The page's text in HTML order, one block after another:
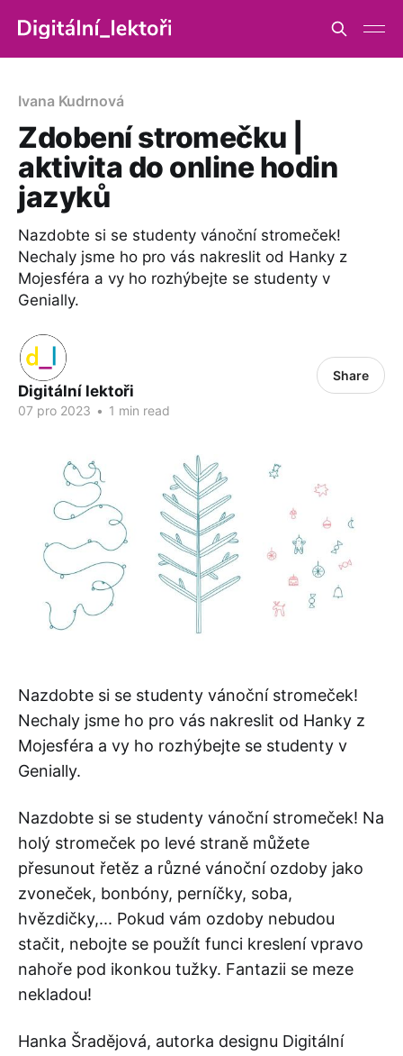
Ivana Kudrnová
Zdobení stromečku |
aktivita do online hodin
jazyků
Nazdobte si se studenty vánoční stromeček!
Nechaly jsme ho pro vás nakreslit od Hanky z
Mojesféra a vy ho rozhýbejte se studenty v
Genially.
Digitální lektoři
07 pro 2023 • 1 min read
Share
Nazdobte si se studenty vánoční stromeček!
Nechaly jsme ho pro vás nakreslit od Hanky z
Mojesféra a vy ho rozhýbejte se studenty v
Genially.
Nazdobte si se studenty vánoční stromeček! Na
holý stromeček po levé straně můžete
přesunout řetěz a různé vánoční ozdoby jako
zvoneček, bonbóny, perníčky, soba,
hvězdičky,... Pokud vám ozdoby nebudou
stačit, nebojte se použít funci kreslení vpravo
nahoře pod ikonkou tužky. Fantazii se meze
nekladou!
Hanka Šradějová, autorka designu Digitální